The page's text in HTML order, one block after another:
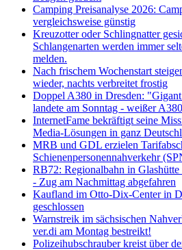
Camping Preisanalyse 2026:
vergleichsweise günstig
Kreuzotter oder Schlingnatter
Schlangenarten werden immer
melden.
Nach frischem Wochenstart
wieder, nachts verbreitet frostig
Doppel A380 in Dresden:
landete am Sonntag - weißer
InternetFame bekräftigt seine
Media-Lösungen in ganz
MRB und GDL erzielen
Schienenpersonennahverkehr
RB72: Regionalbahn in
- Zug am Nachmittag abgefahren
Kaufland im Otto-Dix-Center in
geschlossen
Warnstreik im sächsischen
ver.di am Montag bestreikt!
Polizeihubschrauber kreist über